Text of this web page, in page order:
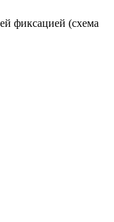
фиксацией (схема